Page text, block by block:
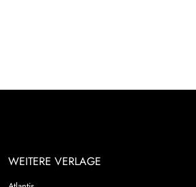
WEITERE VERLAGE